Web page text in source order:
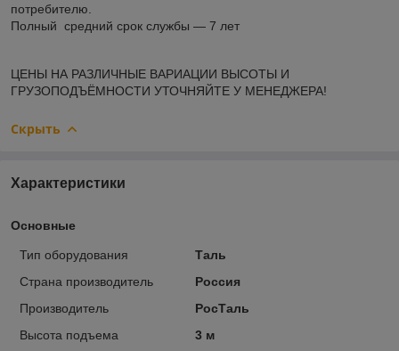
потребителю.
Полный средний срок службы — 7 лет
ЦЕНЫ НА РАЗЛИЧНЫЕ ВАРИАЦИИ ВЫСОТЫ И
ГРУЗОПОДЪЁМНОСТИ УТОЧНЯЙТЕ У МЕНЕДЖЕРА!
Скрыть
Характеристики
Основные
Тип оборудования
Таль
Страна производитель
Россия
Производитель
РосТаль
Высота подъема
3 м